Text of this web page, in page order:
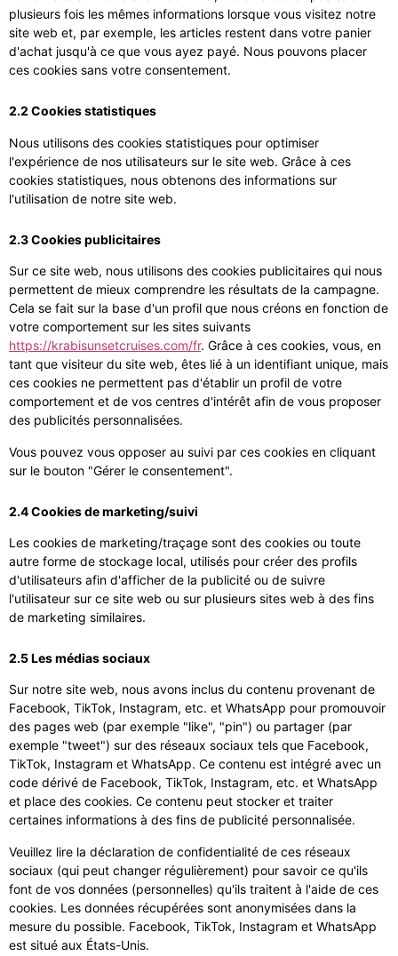
plusieurs fois les mêmes informations lorsque vous visitez notre
site web et, par exemple, les articles restent dans votre panier
d'achat jusqu'à ce que vous ayez payé. Nous pouvons placer
ces cookies sans votre consentement.
2.2 Cookies statistiques
Nous utilisons des cookies statistiques pour optimiser
l'expérience de nos utilisateurs sur le site web. Grâce à ces
cookies statistiques, nous obtenons des informations sur
l'utilisation de notre site web.
2.3 Cookies publicitaires
Sur ce site web, nous utilisons des cookies publicitaires qui nous
permettent de mieux comprendre les résultats de la campagne.
Cela se fait sur la base d'un profil que nous créons en fonction de
votre comportement sur les sites suivants
https://krabisunsetcruises.com/fr. Grâce à ces cookies, vous, en
tant que visiteur du site web, êtes lié à un identifiant unique, mais
ces cookies ne permettent pas d'établir un profil de votre
comportement et de vos centres d'intérêt afin de vous proposer
des publicités personnalisées.
Vous pouvez vous opposer au suivi par ces cookies en cliquant
sur le bouton "Gérer le consentement".
2.4 Cookies de marketing/suivi
Les cookies de marketing/traçage sont des cookies ou toute
autre forme de stockage local, utilisés pour créer des profils
d'utilisateurs afin d'afficher de la publicité ou de suivre
l'utilisateur sur ce site web ou sur plusieurs sites web à des fins
de marketing similaires.
2.5 Les médias sociaux
Sur notre site web, nous avons inclus du contenu provenant de
Facebook, TikTok, Instagram, etc. et WhatsApp pour promouvoir
des pages web (par exemple "like", "pin") ou partager (par
exemple "tweet") sur des réseaux sociaux tels que Facebook,
TikTok, Instagram et WhatsApp. Ce contenu est intégré avec un
code dérivé de Facebook, TikTok, Instagram, etc. et WhatsApp
et place des cookies. Ce contenu peut stocker et traiter
certaines informations à des fins de publicité personnalisée.
Veuillez lire la déclaration de confidentialité de ces réseaux
sociaux (qui peut changer régulièrement) pour savoir ce qu'ils
font de vos données (personnelles) qu'ils traitent à l'aide de ces
cookies. Les données récupérées sont anonymisées dans la
mesure du possible. Facebook, TikTok, Instagram et WhatsApp
est situé aux États-Unis.